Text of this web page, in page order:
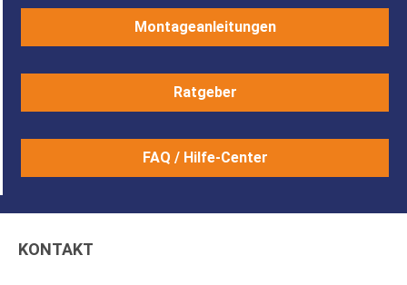
Montageanleitungen
Ratgeber
FAQ / Hilfe-Center
KONTAKT